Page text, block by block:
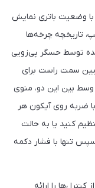
وضعیت باتری نمایش
تاریخچه چرخه‌ها
توسط حسگر پی‌زویی
سمت راست برای
وسط بین این دو، منوی
ضربه روی آیکون هر
کنید یا به حالت
تنها با فشار دکمه
را ارائه